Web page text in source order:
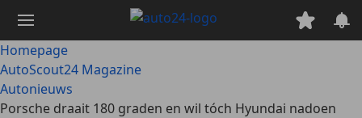
naar
hoofdinhoud
Homepage
AutoScout24 Magazine
Autonieuws
Porsche draait 180 graden en wil tóch Hyundai nadoen